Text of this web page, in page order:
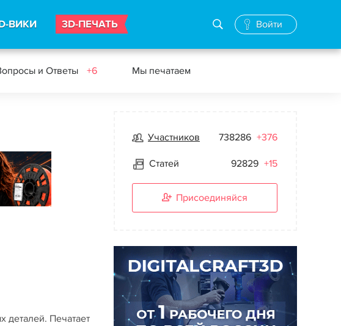
ВИКИ 3D-ПЕЧАТЬ Войти
и Ответы +6 Мы печатаем
деталей. Печатает
Участников 738286 +376
Статей 92829 +15
Присоединяйся